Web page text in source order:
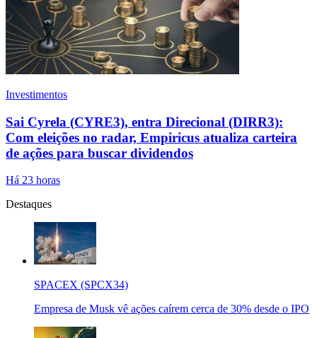
Investimentos
Sai Cyrela (CYRE3), entra Direcional (DIRR3):
Com eleições no radar, Empiricus atualiza carteira
de ações para buscar dividendos
Há 23 horas
Destaques
SPACEX (SPCX34)
Empresa de Musk vê ações caírem cerca de 30% desde o IPO